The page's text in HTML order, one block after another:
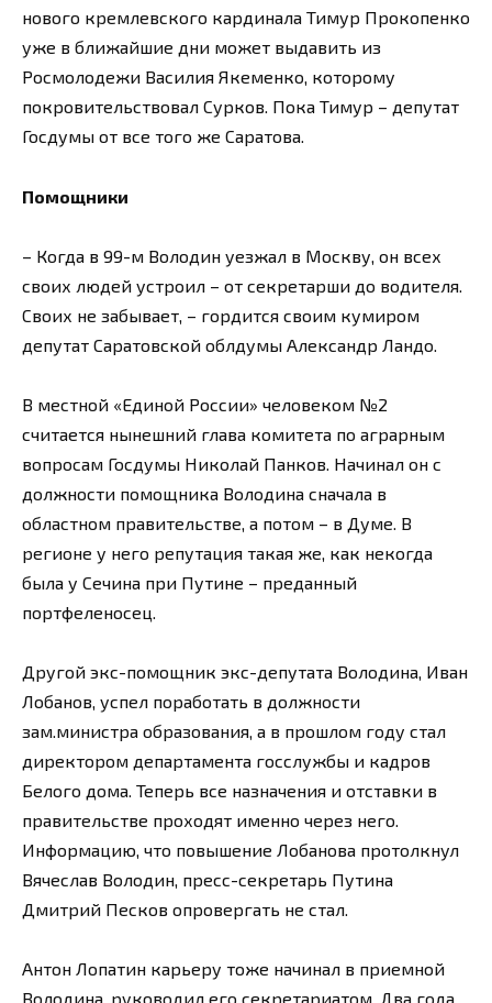
нового кремлевского кардинала Тимур Прокопенко
уже в ближайшие дни может выдавить из
Росмолодежи Василия Якеменко, которому
покровительствовал Сурков. Пока Тимур – депутат
Госдумы от все того же Саратова.
Помощники
– Когда в 99-м Володин уезжал в Москву, он всех
своих людей устроил – от секретарши до водителя.
Своих не забывает, – гордится своим кумиром
депутат Саратовской облдумы Александр Ландо.
В местной «Единой России» человеком №2
считается нынешний глава комитета по аграрным
вопросам Госдумы Николай Панков. Начинал он с
должности помощника Володина сначала в
областном правительстве, а потом – в Думе. В
регионе у него репутация такая же, как некогда
была у Сечина при Путине – преданный
портфеленосец.
Другой экс-помощник экс-депутата Володина, Иван
Лобанов, успел поработать в должности
зам.министра образования, а в прошлом году стал
директором департамента госслужбы и кадров
Белого дома. Теперь все назначения и отставки в
правительстве проходят именно через него.
Информацию, что повышение Лобанова протолкнул
Вячеслав Володин, пресс-секретарь Путина
Дмитрий Песков опровергать не стал.
Антон Лопатин карьеру тоже начинал в приемной
Володина, руководил его секретариатом. Два года